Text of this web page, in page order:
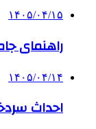
۱۴۰۵/۰۴/۱۵
راهنمای
۱۴۰۵/۰۴/۱۴
احداث